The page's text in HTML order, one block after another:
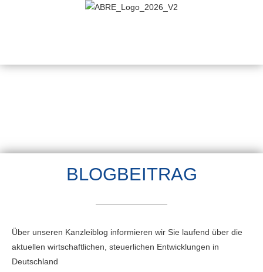
BLOGBEITRAG
Über unseren Kanzleiblog informieren wir Sie laufend über die
aktuellen wirtschaftlichen, steuerlichen Entwicklungen in
Deutschland